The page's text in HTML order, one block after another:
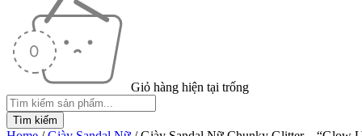
Giỏ hàng hiện tại trống